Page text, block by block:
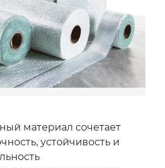
материал сочетает
устойчивость и